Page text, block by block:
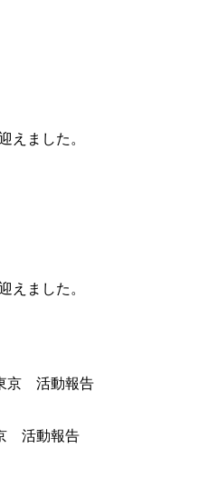
えました。
えました。
京 活動報告